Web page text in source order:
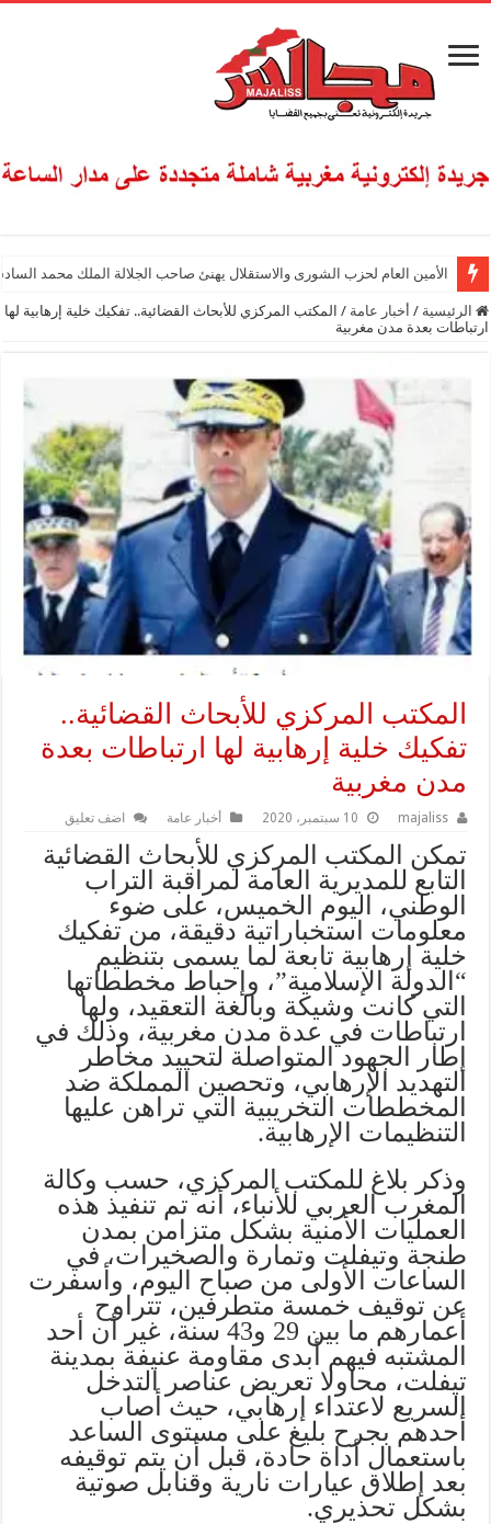
الأمين العام لحزب الشورى والاستقلال يهنئ صاحب الجلالة الملك محمد
الرئيسية / أخبار عامة / المكتب المركزي للأبحاث القضائية.. تفكيك خلية إرهابية لها
ارتباطات بعدة مدن مغربية
المكتب المركزي للأبحاث القضائية..
تفكيك خلية إرهابية لها ارتباطات بعدة
مدن مغربية
majaliss 10 سبتمبر، 2020 أخبار عامة اضف تعليق
تمكن المكتب المركزي للأبحاث القضائية
التابع للمديرية العامة لمراقبة التراب
الوطني، اليوم الخميس، على ضوء
معلومات استخباراتية دقيقة، من تفكيك
خلية إرهابية تابعة لما يسمى بتنظيم
“الدولة الإسلامية”، وإحباط مخططاتها
التي كانت وشيكة وبالغة التعقيد، ولها
ارتباطات في عدة مدن مغربية، وذلك في
إطار الجهود المتواصلة لتحييد مخاطر
التهديد الإرهابي، وتحصين المملكة ضد
المخططات التخريبية التي تراهن عليها
التنظيمات الإرهابية.
وذكر بلاغ للمكتب المركزي، حسب وكالة
المغرب العربي للأنباء، أنه تم تنفيذ هذه
العمليات الأمنية بشكل متزامن بمدن
طنجة وتيفلت وتمارة والصخيرات، في
الساعات الأولى من صباح اليوم، وأسفرت
عن توقيف خمسة متطرفين، تتراوح
أعمارهم ما بين 29 و43 سنة، غير أن أحد
المشتبه فيهم أبدى مقاومة عنيفة بمدينة
تيفلت، محاولا تعريض عناصر التدخل
السريع لاعتداء إرهابي، حيث أصاب
أحدهم بجرح بليغ على مستوى الساعد
باستعمال أداة حادة، قبل أن يتم توقيفه
بعد إطلاق عيارات نارية وقنابل صوتية
بشكل تحذيري.